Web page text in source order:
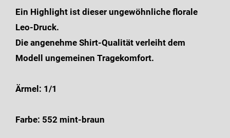
Ein Highlight ist dieser ungewöhnliche florale
Leo-Druck.
Die angenehme Shirt-Qualität verleiht dem
Modell ungemeinen Tragekomfort.
Ärmel: 1/1
Farbe: 552 mint-braun